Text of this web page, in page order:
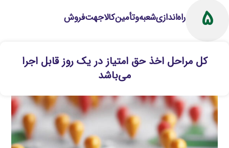
5 راه‌اندازی‌شعبه‌و‌تأمین‌کالا‌جهت‌فروش
کل مراحل اخذ حق امتیاز در یک روز قابل اجرا
می‌باشد